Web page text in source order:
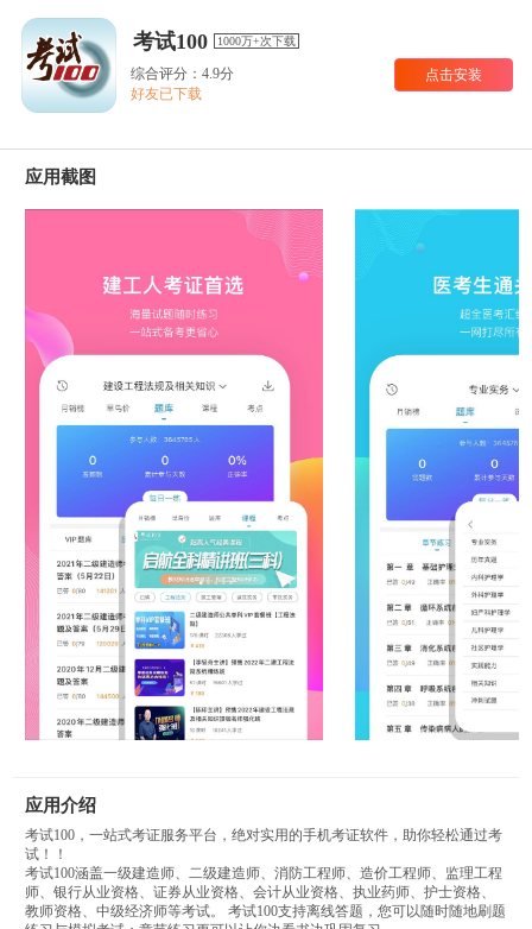
考试100 1000万+次下载
综合评分：4.9分
好友已下载
点击安装
应用截图
应用介绍
考试100，一站式考证服务平台，绝对实用的手机考证软件，助你轻松通过考
试！！
考试100涵盖一级建造师、二级建造师、消防工程师、造价工程师、监理工程
师、银行从业资格、证券从业资格、会计从业资格、执业药师、护士资格、
教师资格、中级经济师等考试。 考试100支持离线答题，您可以随时随地刷题